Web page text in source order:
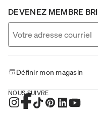
DEVENEZ MEMBRE
Définir mon magasin
NOUS SUIVRE